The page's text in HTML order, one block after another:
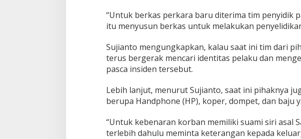
“Untuk berkas perkara baru diterima tim penyidik
itu menyusun berkas untuk melakukan
Sujianto mengungkapkan, kalau saat ini tim dari
terus bergerak mencari identitas pelaku dan
pasca insiden tersebut.
Lebih lanjut, menurut Sujianto, saat ini pihaknya
berupa Handphone (HP), koper, dompet, dan baju
“Untuk kebenaran korban memiliki suami siri asal
terlebih dahulu meminta keterangan kepada